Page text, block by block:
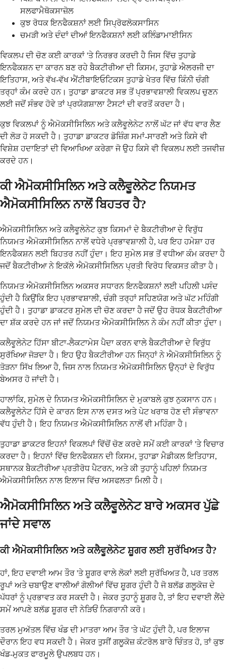
ਸਲਫਾਮੈਥੋਕਸਾਜ਼ੋਲ
ਕੁਝ ਰੋਧਕ ਇਨਫੈਕਸ਼ਨਾਂ ਲਈ ਸਿਪ੍ਰੋਫਲੋਕਸਾਸਿਨ
ਚਮੜੀ ਅਤੇ ਦੰਦਾਂ ਦੀਆਂ ਇਨਫੈਕਸ਼ਨਾਂ ਲਈ ਕਲਿੰਡਾਮਾਈਸਿਨ
ਵਿਕਲਪ ਦੀ ਚੋਣ ਕਈ ਕਾਰਕਾਂ 'ਤੇ ਨਿਰਭਰ ਕਰਦੀ ਹੈ ਜਿਸ ਵਿੱਚ ਤੁਹਾਡੇ
ਇਨਫੈਕਸ਼ਨ ਦਾ ਕਾਰਨ ਬਣ ਰਹੇ ਬੈਕਟੀਰੀਆ ਦੀ ਕਿਸਮ, ਤੁਹਾਡੇ ਐਲਰਜੀ ਦਾ
ਇਤਿਹਾਸ, ਅਤੇ ਵੱਖ-ਵੱਖ ਐਂਟੀਬਾਇਓਟਿਕਸ ਤੁਹਾਡੇ ਖੇਤਰ ਵਿੱਚ ਕਿੰਨੀ ਚੰਗੀ
ਤਰ੍ਹਾਂ ਕੰਮ ਕਰਦੇ ਹਨ। ਤੁਹਾਡਾ ਡਾਕਟਰ ਸਭ ਤੋਂ ਪ੍ਰਭਾਵਸ਼ਾਲੀ ਵਿਕਲਪ ਚੁਣਨ
ਲਈ ਜਦੋਂ ਸੰਭਵ ਹੋਵੇ ਤਾਂ ਪ੍ਰਯੋਗਸ਼ਾਲਾ ਟੈਸਟਾਂ ਦੀ ਵਰਤੋਂ ਕਰਦਾ ਹੈ।
ਕੁਝ ਵਿਕਲਪਾਂ ਨੂੰ ਐਮੋਕਸੀਸਿਲਿਨ ਅਤੇ ਕਲੈਵੂਲੇਨੇਟ ਨਾਲੋਂ ਘੱਟ ਜਾਂ ਵੱਧ ਵਾਰ ਲੈਣ
ਦੀ ਲੋੜ ਹੋ ਸਕਦੀ ਹੈ। ਤੁਹਾਡਾ ਡਾਕਟਰ ਡੋਜ਼ਿੰਗ ਸਮਾਂ-ਸਾਰਣੀ ਅਤੇ ਕਿਸੇ ਵੀ
ਵਿਸ਼ੇਸ਼ ਹਦਾਇਤਾਂ ਦੀ ਵਿਆਖਿਆ ਕਰੇਗਾ ਜੋ ਉਹ ਕਿਸੇ ਵੀ ਵਿਕਲਪ ਲਈ ਤਜਵੀਜ਼
ਕਰਦੇ ਹਨ।
ਕੀ ਐਮੋਕਸੀਸਿਲਿਨ ਅਤੇ ਕਲੈਵੂਲੇਨੇਟ ਨਿਯਮਤ
ਐਮੋਕਸੀਸਿਲਿਨ ਨਾਲੋਂ ਬਿਹਤਰ ਹੈ?
ਐਮੋਕਸੀਸਿਲਿਨ ਅਤੇ ਕਲੈਵੂਲੇਨੇਟ ਕੁਝ ਕਿਸਮਾਂ ਦੇ ਬੈਕਟੀਰੀਆ ਦੇ ਵਿਰੁੱਧ
ਨਿਯਮਤ ਐਮੋਕਸੀਸਿਲਿਨ ਨਾਲੋਂ ਵਧੇਰੇ ਪ੍ਰਭਾਵਸ਼ਾਲੀ ਹੈ, ਪਰ ਇਹ ਹਮੇਸ਼ਾ ਹਰ
ਇਨਫੈਕਸ਼ਨ ਲਈ ਬਿਹਤਰ ਨਹੀਂ ਹੁੰਦਾ। ਇਹ ਸੁਮੇਲ ਸਭ ਤੋਂ ਵਧੀਆ ਕੰਮ ਕਰਦਾ ਹੈ
ਜਦੋਂ ਬੈਕਟੀਰੀਆ ਨੇ ਇਕੱਲੇ ਐਮੋਕਸੀਸਿਲਿਨ ਪ੍ਰਤੀ ਵਿਰੋਧ ਵਿਕਸਤ ਕੀਤਾ ਹੈ।
ਨਿਯਮਤ ਐਮੋਕਸੀਸਿਲਿਨ ਅਕਸਰ ਸਧਾਰਨ ਇਨਫੈਕਸ਼ਨਾਂ ਲਈ ਪਹਿਲੀ ਪਸੰਦ
ਹੁੰਦੀ ਹੈ ਕਿਉਂਕਿ ਇਹ ਪ੍ਰਭਾਵਸ਼ਾਲੀ, ਚੰਗੀ ਤਰ੍ਹਾਂ ਸਹਿਣਯੋਗ ਅਤੇ ਘੱਟ ਮਹਿੰਗੀ
ਹੁੰਦੀ ਹੈ। ਤੁਹਾਡਾ ਡਾਕਟਰ ਸੁਮੇਲ ਦੀ ਚੋਣ ਕਰਦਾ ਹੈ ਜਦੋਂ ਉਹ ਰੋਧਕ ਬੈਕਟੀਰੀਆ
ਦਾ ਸ਼ੱਕ ਕਰਦੇ ਹਨ ਜਾਂ ਜਦੋਂ ਨਿਯਮਤ ਐਮੋਕਸੀਸਿਲਿਨ ਨੇ ਕੰਮ ਨਹੀਂ ਕੀਤਾ ਹੁੰਦਾ।
ਕਲੈਵੂਲੇਨੇਟ ਹਿੱਸਾ ਬੀਟਾ-ਲੈਕਟਾਮੇਸ ਪੈਦਾ ਕਰਨ ਵਾਲੇ ਬੈਕਟੀਰੀਆ ਦੇ ਵਿਰੁੱਧ
ਸੁਰੱਖਿਆ ਜੋੜਦਾ ਹੈ। ਇਹ ਉਹ ਬੈਕਟੀਰੀਆ ਹਨ ਜਿਨ੍ਹਾਂ ਨੇ ਐਮੋਕਸੀਸਿਲਿਨ ਨੂੰ
ਤੋੜਨਾ ਸਿੱਖ ਲਿਆ ਹੈ, ਜਿਸ ਨਾਲ ਨਿਯਮਤ ਐਮੋਕਸੀਸਿਲਿਨ ਉਨ੍ਹਾਂ ਦੇ ਵਿਰੁੱਧ
ਬੇਅਸਰ ਹੋ ਜਾਂਦੀ ਹੈ।
ਹਾਲਾਂਕਿ, ਸੁਮੇਲ ਦੇ ਨਿਯਮਤ ਐਮੋਕਸੀਸਿਲਿਨ ਦੇ ਮੁਕਾਬਲੇ ਕੁਝ ਨੁਕਸਾਨ ਹਨ।
ਕਲੈਵੂਲੇਨੇਟ ਹਿੱਸੇ ਦੇ ਕਾਰਨ ਇਸ ਨਾਲ ਦਸਤ ਅਤੇ ਪੇਟ ਖਰਾਬ ਹੋਣ ਦੀ ਸੰਭਾਵਨਾ
ਵੱਧ ਹੁੰਦੀ ਹੈ। ਇਹ ਨਿਯਮਤ ਐਮੋਕਸੀਸਿਲਿਨ ਨਾਲੋਂ ਵੀ ਮਹਿੰਗਾ ਹੈ।
ਤੁਹਾਡਾ ਡਾਕਟਰ ਇਹਨਾਂ ਵਿਕਲਪਾਂ ਵਿੱਚੋਂ ਚੋਣ ਕਰਦੇ ਸਮੇਂ ਕਈ ਕਾਰਕਾਂ 'ਤੇ ਵਿਚਾਰ
ਕਰਦਾ ਹੈ। ਇਹਨਾਂ ਵਿੱਚ ਇਨਫੈਕਸ਼ਨ ਦੀ ਕਿਸਮ, ਤੁਹਾਡਾ ਮੈਡੀਕਲ ਇਤਿਹਾਸ,
ਸਥਾਨਕ ਬੈਕਟੀਰੀਆ ਪ੍ਰਤੀਰੋਧ ਪੈਟਰਨ, ਅਤੇ ਕੀ ਤੁਹਾਨੂੰ ਪਹਿਲਾਂ ਨਿਯਮਤ
ਐਮੋਕਸੀਸਿਲਿਨ ਨਾਲ ਇਲਾਜ ਵਿੱਚ ਅਸਫਲਤਾ ਮਿਲੀ ਹੈ।
ਐਮੋਕਸੀਸਿਲਿਨ ਅਤੇ ਕਲੈਵੂਲੇਨੇਟ ਬਾਰੇ ਅਕਸਰ ਪੁੱਛੇ
ਜਾਂਦੇ ਸਵਾਲ
ਕੀ ਐਮੋਕਸੀਸਿਲਿਨ ਅਤੇ ਕਲੈਵੂਲੇਨੇਟ ਸ਼ੂਗਰ ਲਈ ਸੁਰੱਖਿਅਤ ਹੈ?
ਹਾਂ, ਇਹ ਦਵਾਈ ਆਮ ਤੌਰ 'ਤੇ ਸ਼ੂਗਰ ਵਾਲੇ ਲੋਕਾਂ ਲਈ ਸੁਰੱਖਿਅਤ ਹੈ, ਪਰ ਤਰਲ
ਰੂਪਾਂ ਅਤੇ ਚਬਾਉਣ ਵਾਲੀਆਂ ਗੋਲੀਆਂ ਵਿੱਚ ਸ਼ੂਗਰ ਹੁੰਦੀ ਹੈ ਜੋ ਬਲੱਡ ਗਲੂਕੋਜ਼ ਦੇ
ਪੱਧਰਾਂ ਨੂੰ ਪ੍ਰਭਾਵਤ ਕਰ ਸਕਦੀ ਹੈ। ਜੇਕਰ ਤੁਹਾਨੂੰ ਸ਼ੂਗਰ ਹੈ, ਤਾਂ ਇਹ ਦਵਾਈ ਲੈਂਦੇ
ਸਮੇਂ ਆਪਣੇ ਬਲੱਡ ਸ਼ੂਗਰ ਦੀ ਨੇੜਿਓਂ ਨਿਗਰਾਨੀ ਕਰੋ।
ਤਰਲ ਮੁਅੱਤਲ ਵਿੱਚ ਖੰਡ ਦੀ ਮਾਤਰਾ ਆਮ ਤੌਰ 'ਤੇ ਘੱਟ ਹੁੰਦੀ ਹੈ, ਪਰ ਇਲਾਜ
ਦੌਰਾਨ ਇਹ ਵਧ ਸਕਦੀ ਹੈ। ਜੇਕਰ ਤੁਸੀਂ ਗਲੂਕੋਜ਼ ਕੰਟਰੋਲ ਬਾਰੇ ਚਿੰਤਤ ਹੋ, ਤਾਂ ਕੁਝ
ਖੰਡ-ਮੁਕਤ ਫਾਰਮੂਲੇ ਉਪਲਬਧ ਹਨ।